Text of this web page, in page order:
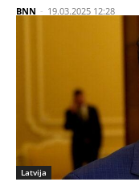
BNN - 19.03.2025 12:28
Latvija